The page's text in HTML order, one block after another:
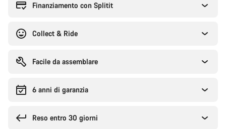
l'acquistoFinanziamento con Splitit
Collect & Ride
Facile da assemblare
6 anni di garanzia
Reso entro 30 giorni